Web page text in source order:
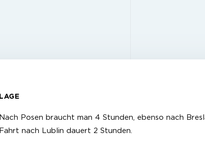
LAGE
Nach Posen braucht man 4 Stunden, ebenso nach
Fahrt nach Lublin dauert 2 Stunden.